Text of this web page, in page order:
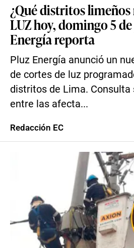
¿Qué distritos
LUZ hoy, domingo 5
Energía reporta
Pluz Energía anunció un
de cortes de luz
distritos de Lima. Consulta
entre las afecta...
Redacción EC